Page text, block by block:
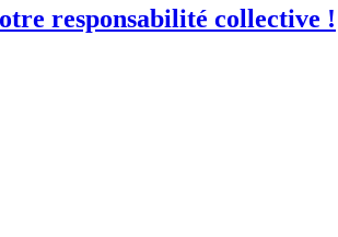
responsabilité collective !